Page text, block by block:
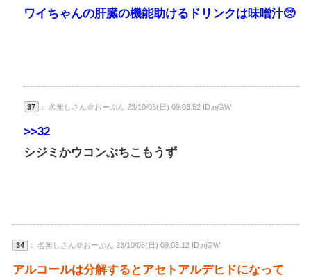
ワイちゃんの肝臓の機能助けるドリンクは味噌汁🥺
37 ： 名無しさん＠おーぷん 23/10/08(日) 09:03:52 ID:njGW
>>32
シジミかウコンぶちこもうず
34 ： 名無しさん＠おーぷん 23/10/08(日) 09:03:12 ID:njGW
アルコールは分解するとアセトアルデヒドになって